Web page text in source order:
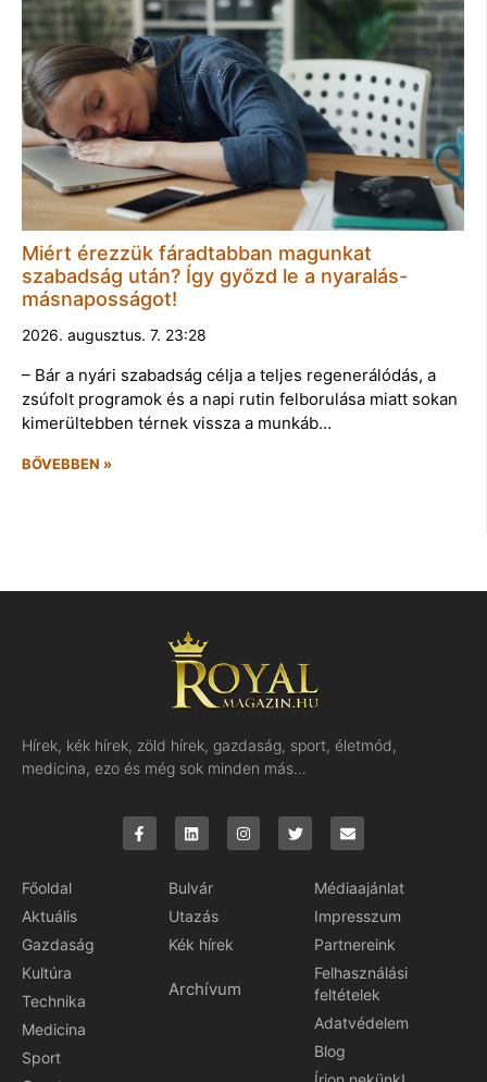
Miért érezzük fáradtabban magunkat
szabadság után? Így győzd le a nyaralás-
másnaposságot!
2026. augusztus. 7. 23:28
– Bár a nyári szabadság célja a teljes regenerálódás, a
zsúfolt programok és a napi rutin felborulása miatt sokan
kimerültebben térnek vissza a munkáb…
BŐVEBBEN »
Hírek, kék hírek, zöld hírek, gazdaság, sport, életmód,
medicina, ezo és még sok minden más…
Főoldal
Aktuális
Gazdaság
Kultúra
Technika
Medicina
Sport
Bulvár
Utazás
Kék hírek
Archívum
Médiaajánlat
Impresszum
Partnereink
Felhasználási
feltételek
Adatvédelem
Blog